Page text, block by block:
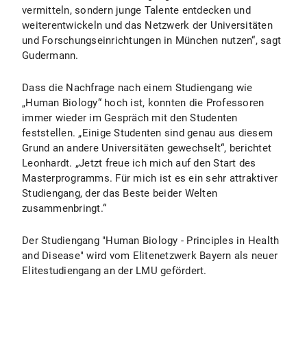
vermitteln, sondern junge Talente entdecken und
weiterentwickeln und das Netzwerk der Universitäten
und Forschungseinrichtungen in München nutzen“, sagt
Gudermann.
Dass die Nachfrage nach einem Studiengang wie
„Human Biology“ hoch ist, konnten die Professoren
immer wieder im Gespräch mit den Studenten
feststellen. „Einige Studenten sind genau aus diesem
Grund an andere Universitäten gewechselt“, berichtet
Leonhardt. „Jetzt freue ich mich auf den Start des
Masterprogramms. Für mich ist es ein sehr attraktiver
Studiengang, der das Beste beider Welten
zusammenbringt.“
Der Studiengang "Human Biology - Principles in Health
and Disease" wird vom Elitenetzwerk Bayern als neuer
Elitestudiengang an der LMU gefördert.